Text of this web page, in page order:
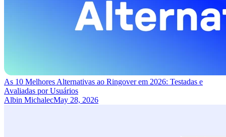
As 10 Melhores Alternativas ao Ringover em 2026: Testadas e
Avaliadas por Usuários
Albin MichalecMay 28, 2026